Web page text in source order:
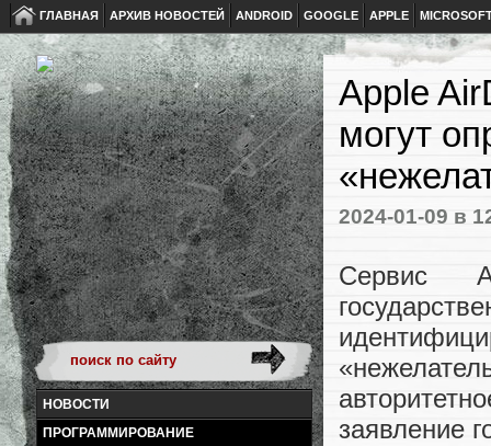
ГЛАВНАЯ АРХИВ НОВОСТЕЙ ANDROID GOOGLE APPLE
НОВОСТИ
ПРОГРАММИРОВАНИЕ
Apple
могут
2024-01-09 в
Сервис
заявление